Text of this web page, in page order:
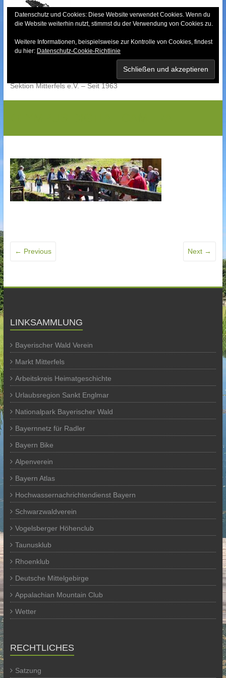
content
Bayerischer Wald-
Sektion Mitterfels e.V. – Seit 1963
← Previous Next →
LINKSAMMLUNG
Bayerischer Wald Verein
Markt Mitterfels
Arbeitskreis Heimatgeschichte
Urlaubsregion Sankt Englmar
Nationalpark Bayerischer Wald
Bayernnetz für Radler
Bayern Bike
Alpenverein
Bayern Atlas
Hochwassernachrichtendienst Bayern
Schwarzwaldverein
Vogelsberger Höhenclub
Taunusklub
Rhoenklub
Deutsche Mittelgebirge
Appalachian Mountain Club
Wetter
RECHTLICHES
Satzung
Datenschutz und Cookies: Diese Website verwendet Cookies. Wenn du
die Website weiterhin nutzt, stimmst du der Verwendung von Cookies zu.
Weitere Informationen, beispielsweise zur Kontrolle von Cookies, findest
du hier: Datenschutz-Cookie-Richtlinie